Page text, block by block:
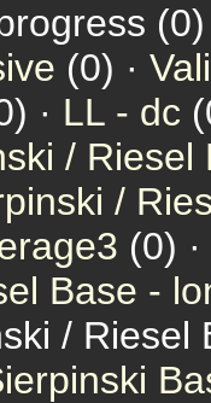
(0) ·
· LL - dc
/ Riesel
/
(0) ·
Base -
/